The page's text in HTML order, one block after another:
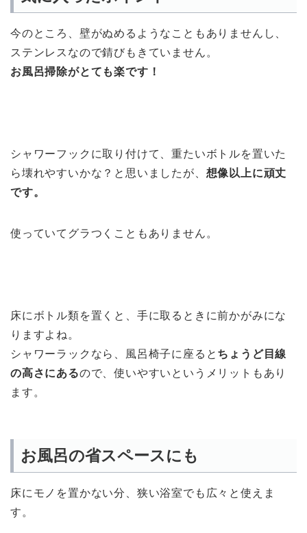
今のところ、壁がぬめるようなこともありませんし、
ステンレスなので錆びもきていません。
お風呂掃除がとても楽です！
シャワーフックに取り付けて、重たいボトルを置いた
ら壊れやすいかな？と思いましたが、 想像以上に頑丈
です。
使っていてグラつくこともありません。
床にボトル類を置くと、手に取るときに前かがみにな
りますよね。
シャワーラックなら、風呂椅子に座ると ちょうど目線
の高さにあるので、使いやすいというメリットもあり
ます。
お風呂の省スペースにも
床にモノを置かない分、狭い浴室でも広々と使えま
す。